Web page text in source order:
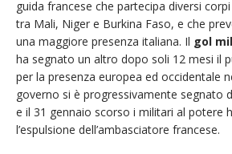
guida francese che partecipa diversi
tra Mali, Niger e Burkina Faso, e che
una maggiore presenza italiana. Il gol
ha segnato un altro dopo soli 12 mesi il
per la presenza europea ed occidentale
governo si è progressivamente segnato
e il 31 gennaio scorso i militari al potere
l’espulsione dell’ambasciatore francese.